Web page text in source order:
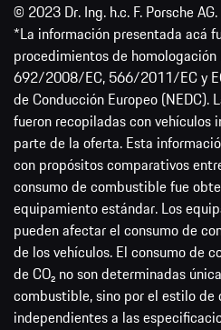
© 2023 Dr. Ing. h.c. F. Porsche AG.
*La información presentada acá
procedimientos de
692/2008/EC, 566/2011/EC y
de Conducción Europeo (NEDC).
fueron recopiladas con vehículos
parte de la oferta. Esta
con propósitos comparativos
consumo de combustible fue
equipamiento estándar. Los
pueden afectar el consumo de
de los vehículos. El consumo de
de CO₂ no son determinadas
combustible, sino por el estilo
independientes a las